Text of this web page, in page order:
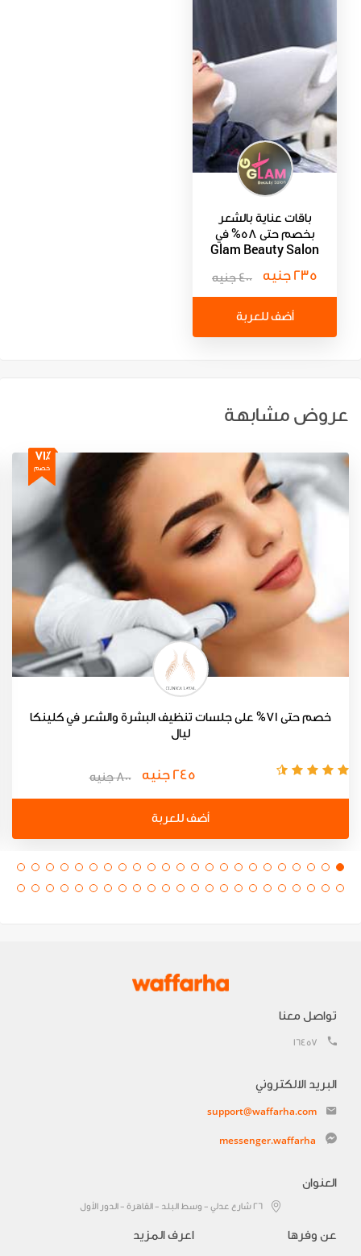
باقات عناية بالشعر
بخصم حتى 58% في
Glam Beauty Salon
235 جنيه 400 جنيه
أضف للعربة
عروض مشابهة
71٪
خصم
خصم حتى 71% على جلسات تنظيف البشرة والشعر في كلينكا
ليال
245 جنيه 800 جنيه
أضف للعربة
تواصل معنا
16457
البريد الالكتروني
support@waffarha.com
messenger.waffarha
العنوان
٢٦ شارع عدلي - وسط البلد - القاهرة - الدور الأول
عن وفرها اعرف المزيد